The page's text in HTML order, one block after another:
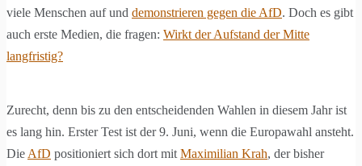
viele Menschen auf und demonstrieren gegen die AfD. Doch es gibt
auch erste Medien, die fragen: Wirkt der Aufstand der Mitte
langfristig?
Zurecht, denn bis zu den entscheidenden Wahlen in diesem Jahr ist
es lang hin. Erster Test ist der 9. Juni, wenn die Europawahl ansteht.
Die AfD positioniert sich dort mit Maximilian Krah, der bisher